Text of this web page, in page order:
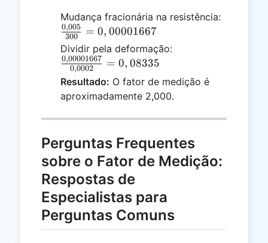
Mudança fracionária na resistência:
300
0,005 = 0, 00001667
Dividir pela deformação:
0,08335
0,0002
0,00001667 = 0, 08335
Resultado: O fator de medição é
aproximadamente 2,000.
Perguntas Frequentes
sobre o Fator de Medição:
Respostas de
Especialistas para
Perguntas Comuns